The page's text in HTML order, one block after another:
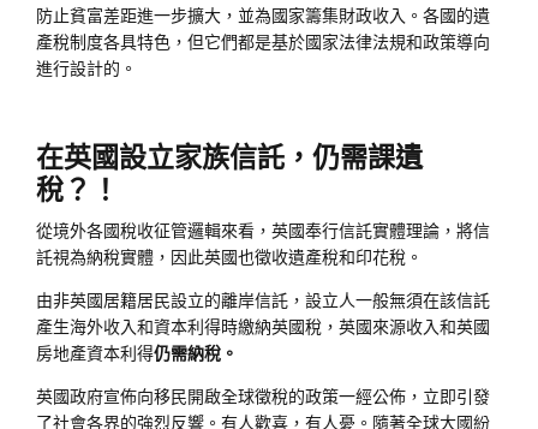
防止貧富差距進一步擴大，並為國家籌集財政收入。各國的遺
產稅制度各具特色，但它們都是基於國家法律法規和政策導向
進行設計的。
在英國設立家族信託，仍需課遺
稅？！
從境外各國稅收征管邏輯來看，英國奉行信託實體理論，將信
託視為納稅實體，因此英國也徵收遺產稅和印花稅。
由非英國居籍居民設立的離岸信託，設立人一般無須在該信託
產生海外收入和資本利得時繳納英國稅，英國來源收入和英國
房地產資本利得仍需納稅。
英國政府宣佈向移民開啟全球徵稅的政策一經公佈，立即引發
了社會各界的強烈反響。有人歡喜，有人憂。隨著全球大國紛